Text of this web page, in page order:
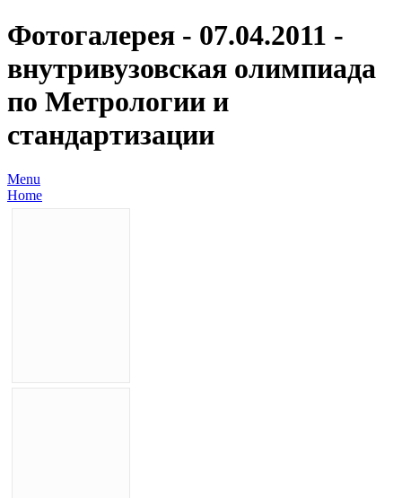
Фотогалерея - 07.04.2011 -
внутривузовская олимпиада
по Метрологии и
стандартизации
Menu
Home